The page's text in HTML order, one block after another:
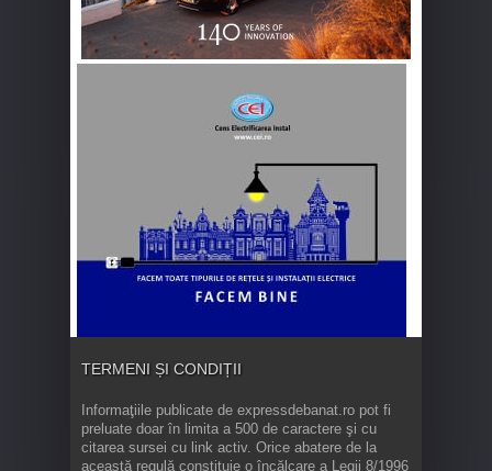
TERMENI ȘI CONDIȚII
Informaţiile publicate de expressdebanat.ro pot fi
preluate doar în limita a 500 de caractere şi cu
citarea sursei cu link activ. Orice abatere de la
această regulă constituie o încălcare a Legii 8/1996